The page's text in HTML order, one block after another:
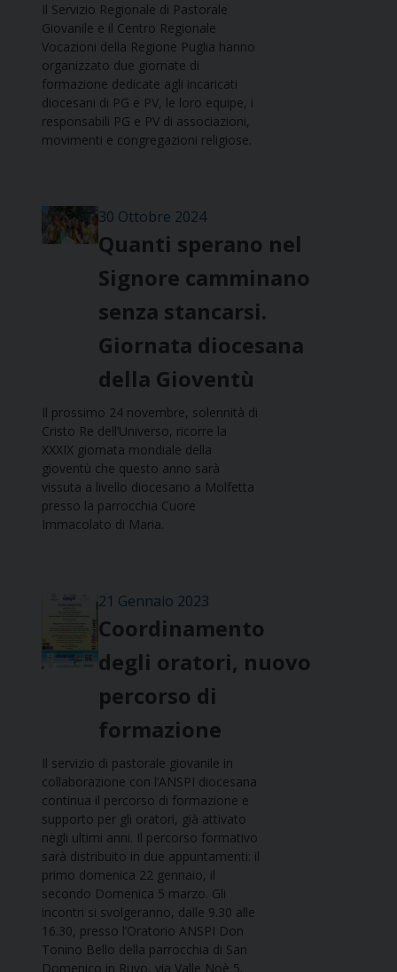
Il Servizio Regionale di Pastorale
Giovanile e il Centro Regionale
Vocazioni della Regione Puglia hanno
organizzato due giornate di
formazione dedicate agli incaricati
diocesani di PG e PV, le loro equipe, i
responsabili PG e PV di associazioni,
movimenti e congregazioni religiose.
30 Ottobre 2024
Quanti sperano nel
Signore camminano
senza stancarsi.
Giornata diocesana
della Gioventù
Il prossimo 24 novembre, solennità di
Cristo Re dell’Universo, ricorre la
XXXIX giornata mondiale della
gioventù che questo anno sarà
vissuta a livello diocesano a Molfetta
presso la parrocchia Cuore
Immacolato di Maria.
21 Gennaio 2023
Coordinamento
degli oratori, nuovo
percorso di
formazione
Il servizio di pastorale giovanile in
collaborazione con l’ANSPI diocesana
continua il percorso di formazione e
supporto per gli oratori, già attivato
negli ultimi anni. Il percorso formativo
sarà distribuito in due appuntamenti: il
primo domenica 22 gennaio, il
secondo Domenica 5 marzo. Gli
incontri si svolgeranno, dalle 9.30 alle
16.30, presso l’Oratorio ANSPI Don
Tonino Bello della parrocchia di San
Domenico in Ruvo, via Valle Noè 5.